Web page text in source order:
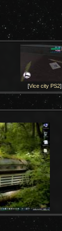
[Vice city PS2]